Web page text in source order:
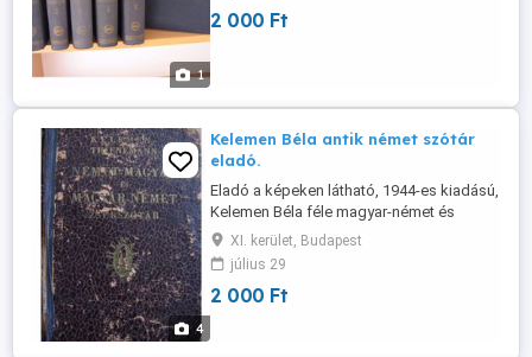
1
2 000 Ft
4
Kelemen Béla antik német szótár
eladó.
Eladó a képeken látható, 1944-es kiadású,
Kelemen Béla féle magyar-német és
német-magyar szótár. Személyes
átvétellel a 11. kerületben. Telefon +36 20
525 9952.
XI. kerület, Budapest
július 29
2 000 Ft